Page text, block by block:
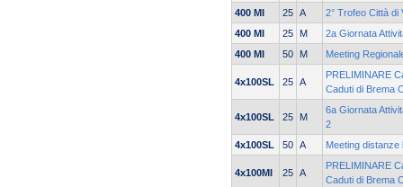
400 MI
25 A
2° Trofeo Città di
400 MI
25 M
2a Giornata
400 MI
50 M Meeting
4x100SL 25 A
PRELIMINARE
Caduti di Brema
4x100SL 25 M
6a Giornata
2
4x100SL
50 A Meeting distanze
4x100MI 25 A
PRELIMINARE
Caduti di Brema